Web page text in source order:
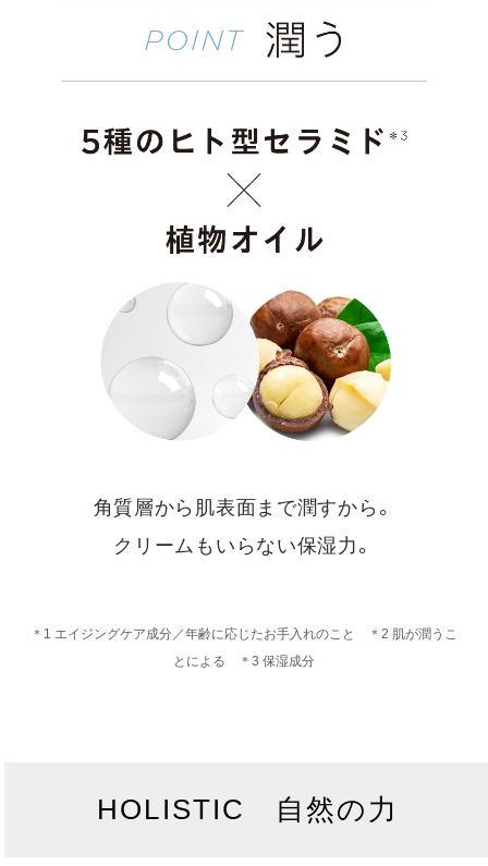
角質層から肌表面まで潤すから。
クリームもいらない保湿力。
＊1 エイジングケア成分／年齢に応じたお手入れのこと ＊2 肌が潤うこ
とによる ＊3 保湿成分
HOLISTIC 自然の力